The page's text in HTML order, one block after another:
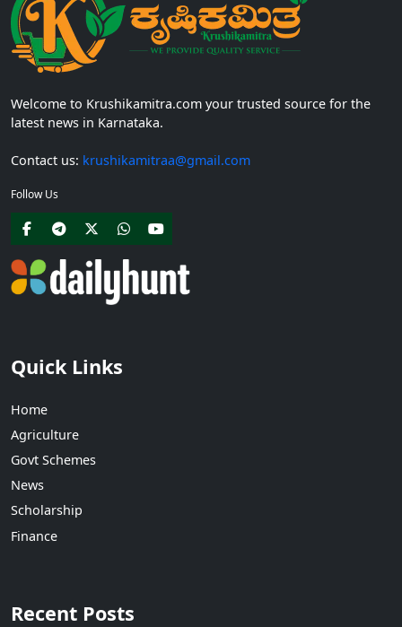
Welcome to Krushikamitra.com your trusted source for the
latest news in Karnataka.
Contact us: krushikamitraa@gmail.com
Follow Us
Quick Links
Home
Agriculture
Govt Schemes
News
Scholarship
Finance
Recent Posts